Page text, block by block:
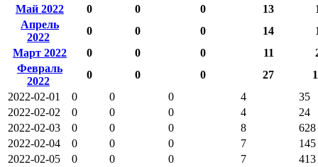
Май 2022
0 0 0 13
Апрель
2022
0 0 0 14
Март 2022
0 0 0 11
Февраль
2022
0 0 0 27
2022-02-01
0 0 0 4
35
2022-02-02
0 0 0 4
24
2022-02-03
0 0 0 8
628
2022-02-04
0 0 0 7
145
2022-02-05
0 0 0 7
413